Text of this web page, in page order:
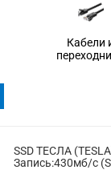
Кабели
SSD ТЕСЛА
Запись:430мб/с